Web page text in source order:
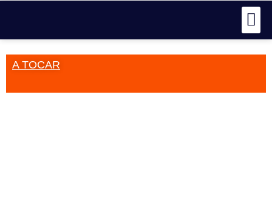
A TOCAR